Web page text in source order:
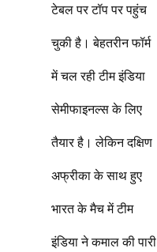
टेबल पर टॉप पर पहुंच
चुकी है। बेहतरीन फॉर्म
में चल रही टीम इंडिया
सेमीफाइनल्स के लिए
तैयार है। लेकिन दक्षिण
अफ्रीका के साथ हुए
भारत के मैच में टीम
इंडिया ने कमाल की पारी